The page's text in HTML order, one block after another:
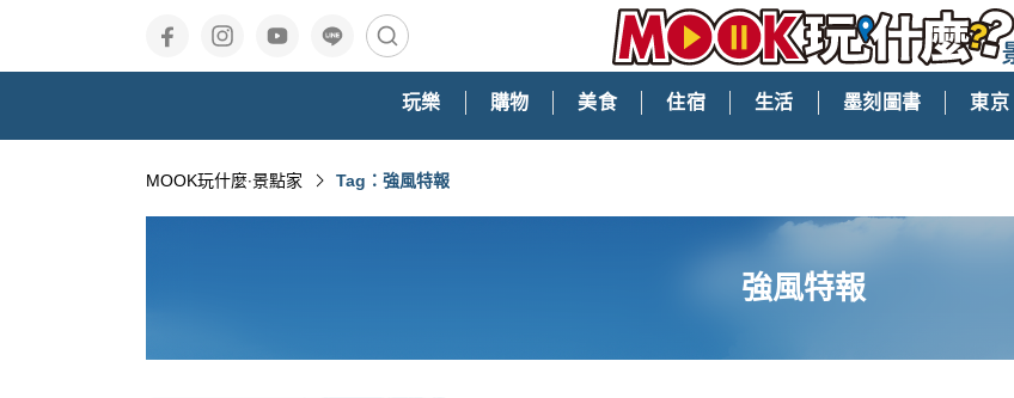
玩樂 購物 美食 住宿 生活 墨刻圖書 東京
MOOK玩什麼‧景點家 Tag：強風特報
強風特報